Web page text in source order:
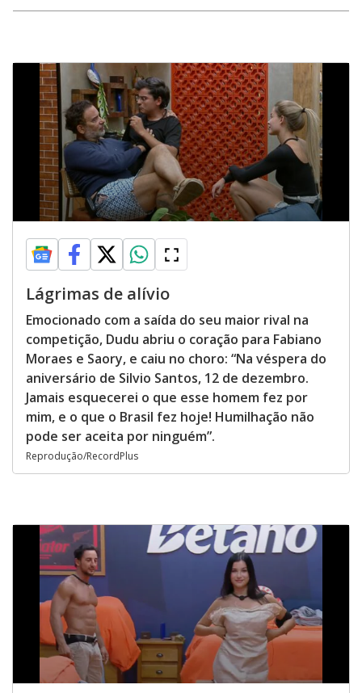
Lágrimas de alívio
Emocionado com a saída do seu maior rival na
competição, Dudu abriu o coração para Fabiano
Moraes e Saory, e caiu no choro: “Na véspera do
aniversário de Silvio Santos, 12 de dezembro.
Jamais esquecerei o que esse homem fez por
mim, e o que o Brasil fez hoje! Humilhação não
pode ser aceita por ninguém”.
Reprodução/RecordPlus